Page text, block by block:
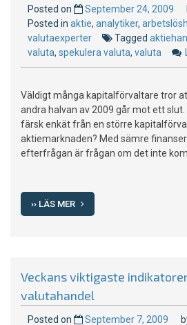
Posted on September 24, 2009
Posted in aktie, analytiker,
valutaexperter
Tagged
valuta, spekulera valuta, valuta
Väldigt många kapitalförvaltare tror
andra halvan av 2009 går mot ett
färsk enkät från en större
aktiemarknaden? Med sämre
efterfrågan är frågan om det inte
›› LÄS MER
Veckans viktigaste
valutahandel
Posted on September 7, 2009